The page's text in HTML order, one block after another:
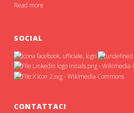
Read more
SOCIAL
CONTATTACI